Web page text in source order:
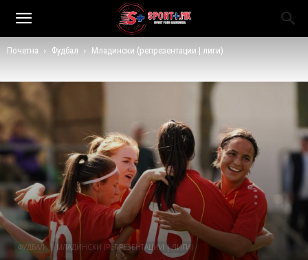
Почетна Фудбал Младински (репрезентации | лиги)
ФУДБАЛ МЛАДИНСКИ (РЕПРЕЗЕНТАЦИИ | ЛИГИ)